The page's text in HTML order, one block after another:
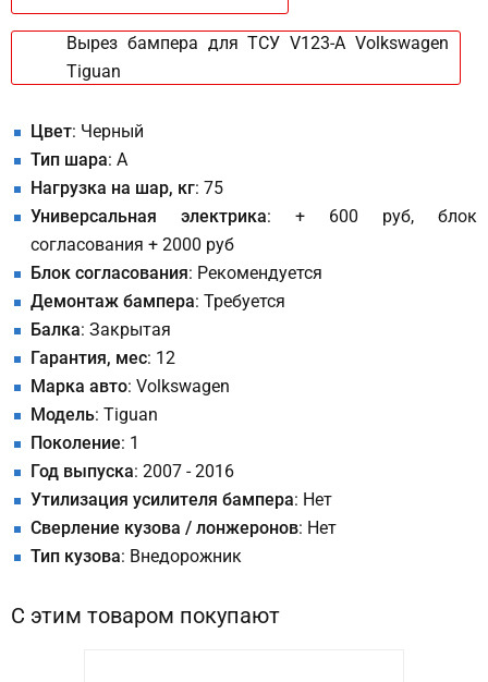
Вырез бампера для ТСУ V123-A Volkswagen
Tiguan
Цвет: Черный
Тип шара: A
Нагрузка на шар, кг: 75
Универсальная электрика: + 600 руб, блок
согласования + 2000 руб
Блок согласования: Рекомендуется
Демонтаж бампера: Требуется
Балка: Закрытая
Гарантия, мес: 12
Марка авто: Volkswagen
Модель: Tiguan
Поколение: 1
Год выпуска: 2007 - 2016
Утилизация усилителя бампера: Нет
Сверление кузова / лонжеронов: Нет
Тип кузова: Внедорожник
С этим товаром покупают